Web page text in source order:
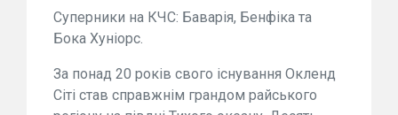
Суперники на КЧС: Баварія, Бенфіка та
Бока Хуніорс.
За понад 20 років свого існування Окленд
Сіті став справжнім грандом райського